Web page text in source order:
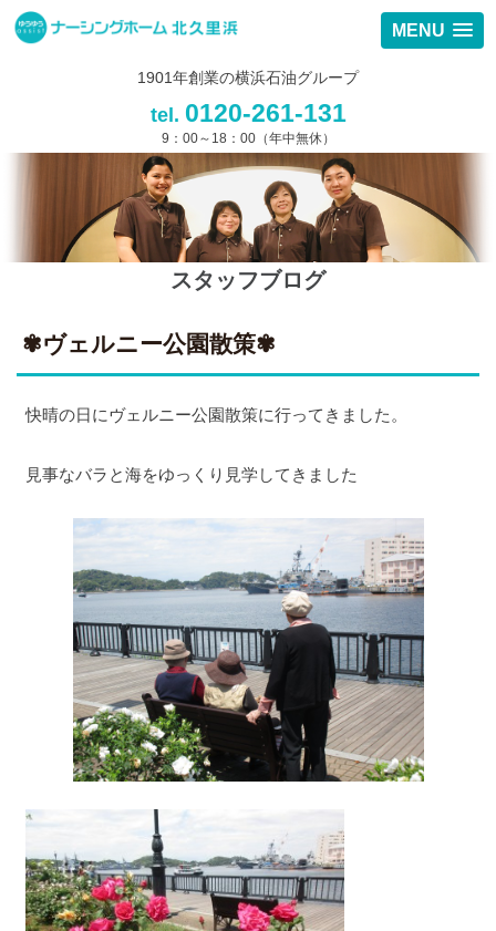
MENU
1901年創業の横浜石油グループ
tel. 0120-261-131
9：00～18：00（年中無休）
スタッフブログ
✾ヴェルニー公園散策✾
快晴の日にヴェルニー公園散策に行ってきました。
見事なバラと海をゆっくり見学してきました